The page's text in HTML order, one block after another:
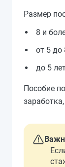
Размер
8 и
от 5 до
до 5
Пособие